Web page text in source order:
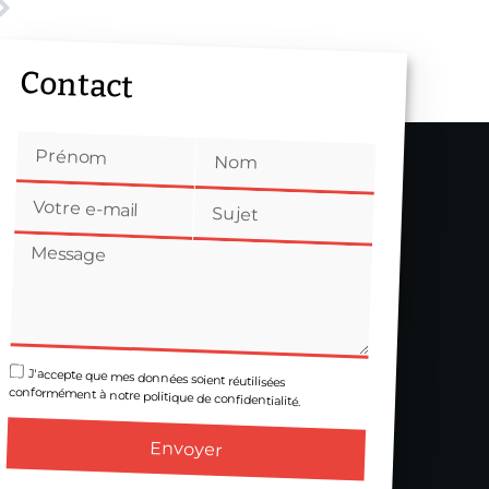
Contact
J'accepte que mes données soient réutilisées
conformément à notre politique de confidentialité.
Envoyer